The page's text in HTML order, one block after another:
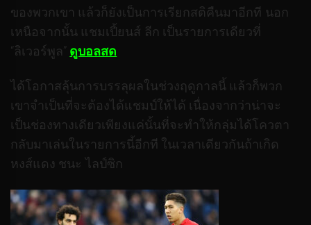
ของพวกเขา แล้วก็ยังเป็นการเรียกสติคืนมาอีกที นอก
เหนือจากนั้น แชมเปี้ยนส์ ลีก เป็นรายการเดียวที่
“ลิเวอร์พูล” ดูบอลสด
ได้โอกาสลุ้นการบรรลุผลในช่วงฤดูกาลนี้ แล้วก็พวก
เขาจำเป็นที่จะต้องได้แชมป์ให้ได้ เนื่องจากว่าน่าจะ
เป็นช่องทางเดียวเพียงแค่นั้นที่จะทำให้กลุ่มได้โควตา
กลับมาเล่นในรายการนี้อีกที ในเวลาเดียวกันถ้าเกิด
หงส์แดง ชนะ ไลป์ซิก